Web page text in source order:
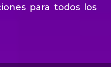
para todos los